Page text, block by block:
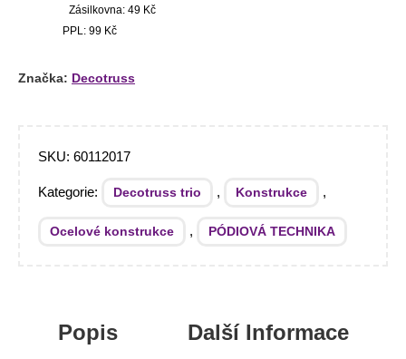
Zásilkovna: 49 Kč
PPL: 99 Kč
Značka: Decotruss
SKU: 60112017
Kategorie: Decotruss trio , Konstrukce ,
Ocelové konstrukce , PÓDIOVÁ TECHNIKA
Popis Další Informace